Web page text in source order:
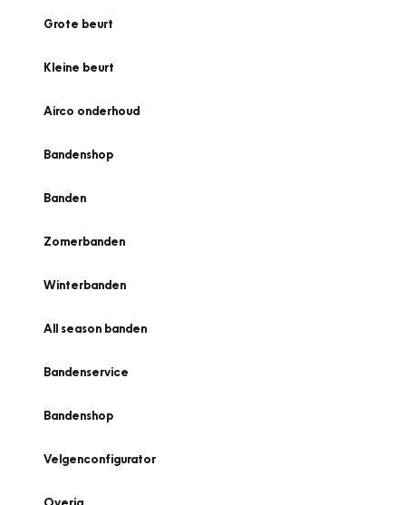
Grote beurt
Kleine beurt
Airco onderhoud
Bandenshop
Banden
Zomerbanden
Winterbanden
All season banden
Bandenservice
Bandenshop
Velgenconfigurator